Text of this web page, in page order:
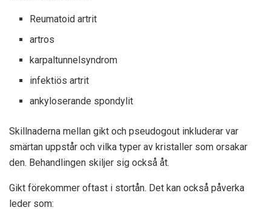
Reumatoid artrit
artros
karpaltunnelsyndrom
infektiös artrit
ankyloserande spondylit
Skillnaderna mellan gikt och pseudogout inkluderar var
smärtan uppstår och vilka typer av kristaller som orsakar
den. Behandlingen skiljer sig också åt.
Gikt förekommer oftast i stortån. Det kan också påverka
leder som: